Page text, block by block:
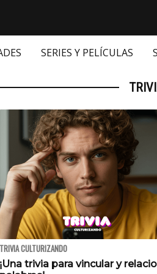
SERIES Y PELÍCULAS
TRIVIA CULTURIZANDO
¡Una trivia para vincular y